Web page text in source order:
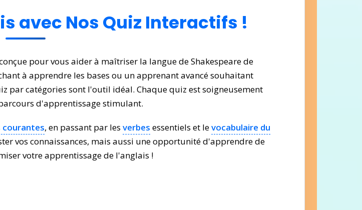
avec Nos Quiz Interactifs !
pour vous aider à maîtriser la langue de Shakespeare de
à apprendre les bases ou un apprenant avancé souhaitant
par catégories sont l'outil idéal. Chaque quiz est soigneusement
d'apprentissage stimulant.
courantes, en passant par les verbes essentiels et levocabulaire du
vos connaissances, mais aussi une opportunité d'apprendre de
votre apprentissage de l'anglais !